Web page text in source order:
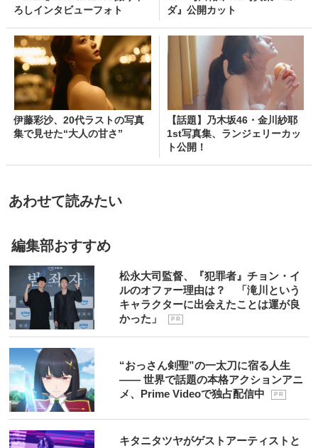
ろしインタビューフォト
ダ』公開カット
伊藤彩沙、20代ラストの写真
集で見せた“大人の甘さ”
【話題】乃木坂46・金川紗耶
1st写真集、ランジェリーカッ
ト公開！
あわせて読みたい
編集部おすすめ
松永大司監督、『犯罪者』チョン・イ
ルのオファー理由は？ 「滝川という
キャラクターに出会えたことは運が良
かった」
P R
“おっさん剣聖”の一太刀に宿る人生
―― 世界で話題の本格アクションアニ
メ、Prime Videoで独占配信中
P R
キタニタツヤがゲストアーティストと